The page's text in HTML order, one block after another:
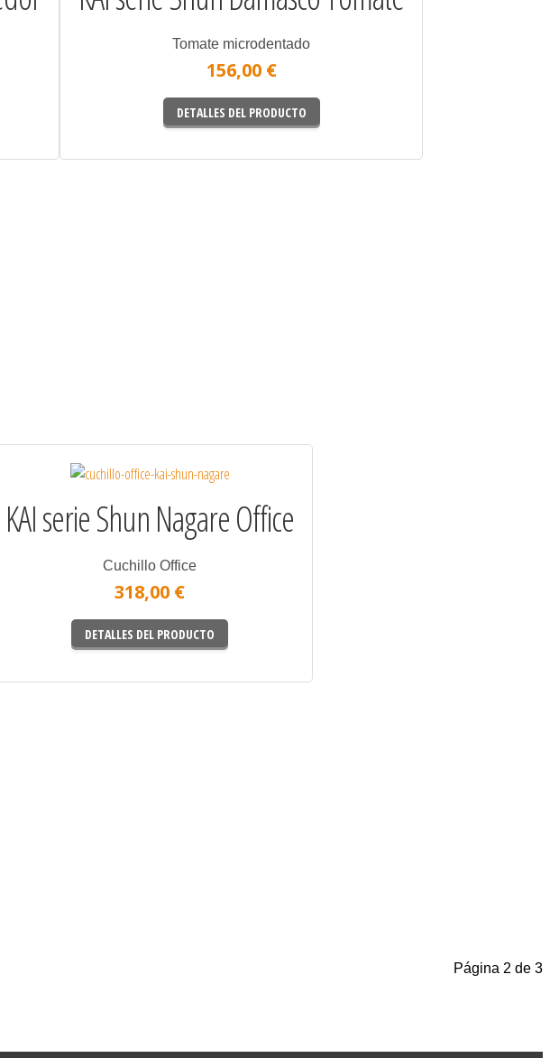
Tomate microdentado
156,00 €
DETALLES DEL PRODUCTO
KAI serie Shun Nagare Office
Cuchillo Office
318,00 €
DETALLES DEL PRODUCTO
Página 2 de 3